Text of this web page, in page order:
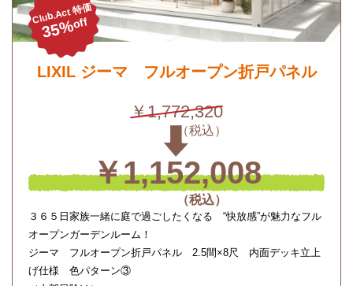
Club.Act 特価
35%off
LIXIL ジーマ フルオープン折戸パネル
￥1,772,320
￥1,152,008
３６５日家族一緒に庭で過ごしたくなる “快放感”が魅力なフル
オープンガーデンルーム！
ジーマ フルオープン折戸パネル 2.5間×8尺 内面デッキ立上
げ仕様 色パターン③